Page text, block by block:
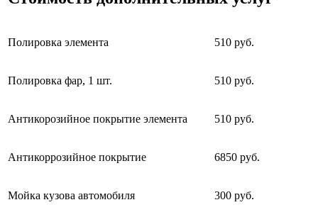
Полировка элемента 510 руб.
Полировка фар, 1 шт. 510 руб.
Антикорозийное покрытие элемента 510 руб.
Антикоррозийное покрытие 6850 руб.
Мойка кузова автомобиля 300 руб.